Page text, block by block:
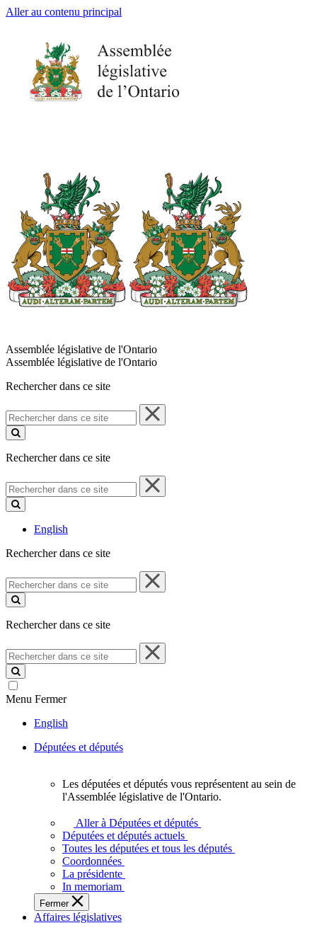
Aller au contenu principal
Assemblée législative de l'Ontario
Assemblée législative de l'Ontario
Rechercher dans ce site
Rechercher
dans
ce
Rechercher dans ce site
Rechercher
dans
ce
English
Rechercher dans ce site
Rechercher
dans
ce
Rechercher dans ce site
Rechercher
dans
ce
site
Menu Fermer
English
Députées et députés
députés
vous
représentent
sein
de
l'Assemblée
législative
Les députées et députés vous représentent au sein de
l'Assemblée législative de l'Ontario.
Aller à Députées et députés
Députées et députés actuels
Toutes les députées et tous les députés
Coordonnées
La présidente
In memoriam
Fermer
Affaires législatives